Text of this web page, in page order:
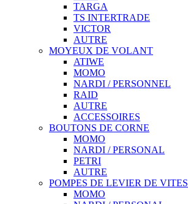
TARGA
TS INTERTRADE
VICTOR
AUTRE
MOYEUX DE VOLANT
ATIWE
MOMO
NARDI / PERSONNEL
RAID
AUTRE
ACCESSOIRES
BOUTONS DE CORNE
MOMO
NARDI / PERSONAL
PETRI
AUTRE
POMPES DE LEVIER DE
MOMO